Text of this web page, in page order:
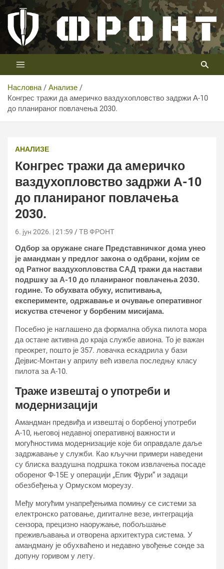
Скип
цонтент
Телевизија ФРОНТ
Први војни канал у Србији
Насловна
Анализе
Конгрес тражи да америчко ваздухопловство задржи А-10
до планираног повлачења 2030.
АНАЛИЗЕ
Конгрес тражи да америчко
ваздухопловство задржи А-10
до планираног повлачења
2030.
6. јун 2026. | 21:59 ТВ ФРОНТ
Одбор за оружане снаге Представничког дома унео
је амандман у предлог закона о одбрани, којим се
од Ратног ваздухопловства САД тражи да настави
подршку за А-10 до планираног повлачења 2030.
године. То обухвата обуку, испитивања,
експерименте, одржавање и очување оперативног
искуства стеченог у борбеним мисијама.
Посебно је наглашено да формална обука пилота мора
да остане активна до краја службе авиона. То је важан
преокрет, пошто је 357. ловачка ескадрила у бази
Дејвис-Монтан у априлу већ извела последњу класу
пилота за А-10.
Траже извештај о употреби и
модернизацији
Амандман предвиђа и извештај о борбеној употреби
А-10, његовој недавној оперативној важности и
могућностима модернизације које би оправдале даље
задржавање у служби. Као кључни примери наведени
су блиска ваздушна подршка током извлачења посаде
обореног Ф-15Е у операцији „Епик Фјури“ и задаци
обезбеђења у Ормуском мореузу.
Међу могућим унапређењима помињу се системи за
електронско ратовање, дигиталне везе, интеграција
сензора, прецизно наоружање, побољшање
преживљавања и отворена архитектура система. У
амандману је обухваћено и недавно увођење сонде за
допуну горивом у лету.